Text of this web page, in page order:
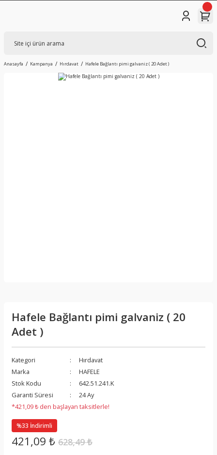
Anasayfa Kampanya Hırdavat Hafele Bağlantı pimi galvaniz ( 20 Adet )
Hafele Bağlantı pimi galvaniz ( 20
Adet )
Kategori
Hırdavat
Marka
HAFELE
Stok Kodu
642.51.241.K
Garanti Süresi
24 Ay
*421,09 ₺ den başlayan taksitlerle!
%33 İndirimli
421,09 ₺ 628,49 ₺